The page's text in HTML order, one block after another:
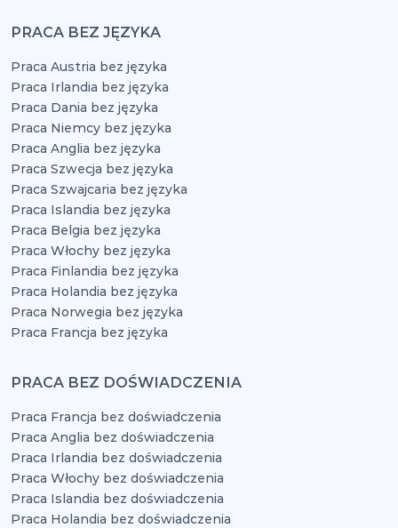
PRACA BEZ JĘZYKA
Praca Austria bez języka
Praca Irlandia bez języka
Praca Dania bez języka
Praca Niemcy bez języka
Praca Anglia bez języka
Praca Szwecja bez języka
Praca Szwajcaria bez języka
Praca Islandia bez języka
Praca Belgia bez języka
Praca Włochy bez języka
Praca Finlandia bez języka
Praca Holandia bez języka
Praca Norwegia bez języka
Praca Francja bez języka
PRACA BEZ DOŚWIADCZENIA
Praca Francja bez doświadczenia
Praca Anglia bez doświadczenia
Praca Irlandia bez doświadczenia
Praca Włochy bez doświadczenia
Praca Islandia bez doświadczenia
Praca Holandia bez doświadczenia